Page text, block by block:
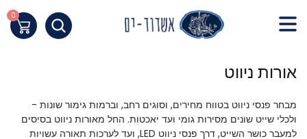
של
אינטרנט,
לחץ
Content
העגלה שלי
0
אורות ניווט
מבחר פנסי ניווט בטווח מחירים, וסוגים רחב, וברמות גימור שונות -
ולכלי שייט שונים מסירות גומי ועד יאכטות. החל מאורות ניווט בסיסים
למעבר כושר השייט, דרך פנסי ניווט LED, ועד לערכות תאורה עשויות